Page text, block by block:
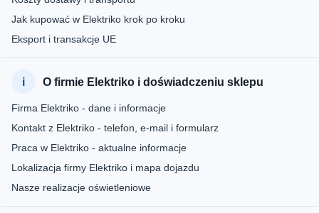
Jak kupować w Elektriko krok po kroku
Eksport i transakcje UE
O firmie Elektriko i doświadczeniu sklepu
Firma Elektriko - dane i informacje
Kontakt z Elektriko - telefon, e-mail i formularz
Praca w Elektriko - aktualne informacje
Lokalizacja firmy Elektriko i mapa dojazdu
Nasze realizacje oświetleniowe